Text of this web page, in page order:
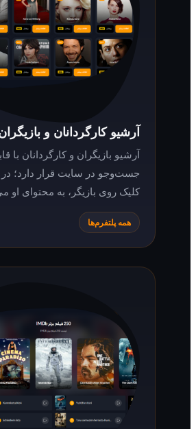
آرشیو کارگردانان و بازیگران
آرشیو بازیگران و کارگردانان با قابلیت
جست‌وجو در سایت قرار دارد؛ در اپ نیز با
کلیک روی بازیگر، به محتوای او می‌رسید.
همه پلتفرم‌ها